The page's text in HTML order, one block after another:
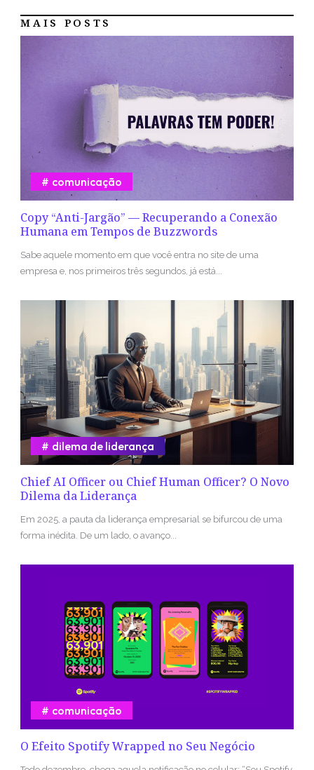
MAIS POSTS
Copy “Anti-Jargão” — Recuperando a Conexão
Humana em Tempos de Buzzwords
comunicação
Sabe aquele momento em que você entra no site de uma
empresa e, nos primeiros três segundos, já está...
Chief AI Officer ou Chief Human Officer? O Novo
Dilema da Liderança
dilema de liderança
Em 2025, a pauta da liderança empresarial se bifurcou de uma
forma inédita. De um lado, o avanço...
O Efeito Spotify Wrapped no Seu Negócio
comunicação